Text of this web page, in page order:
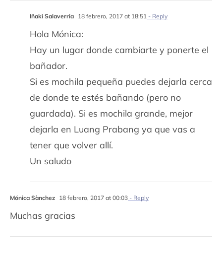
Iñaki Salaverria 18 febrero, 2017 at 18:51 - Reply
Hola Mónica:
Hay un lugar donde cambiarte y ponerte el
bañador.
Si es mochila pequeña puedes dejarla cerca
de donde te estés bañando (pero no
guardada). Si es mochila grande, mejor
dejarla en Luang Prabang ya que vas a
tener que volver allí.
Un saludo
Mónica Sànchez 18 febrero, 2017 at 00:03- Reply
Muchas gracias